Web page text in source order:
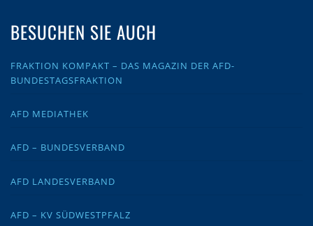
BESUCHEN SIE AUCH
FRAKTION KOMPAKT – DAS MAGAZIN DER AFD-
BUNDESTAGSFRAKTION
AFD MEDIATHEK
AFD – BUNDESVERBAND
AFD LANDESVERBAND
AFD – KV SÜDWESTPFALZ